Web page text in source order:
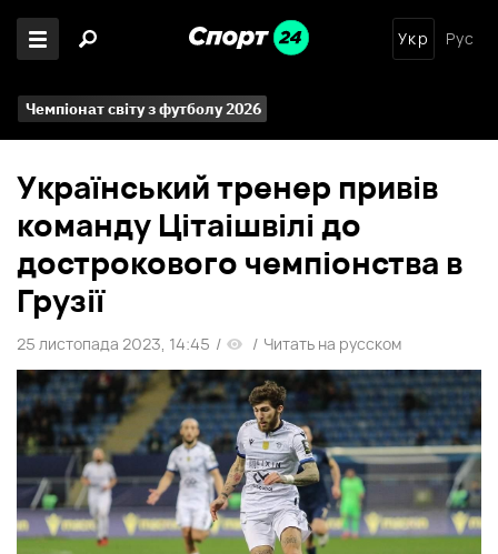
Укр Рус
Чемпіонат світу з футболу 2026
Український тренер привів
команду Цітаішвілі до
дострокового чемпіонства в
Грузії
25 листопада 2023, 14:45 / / Читать на русском